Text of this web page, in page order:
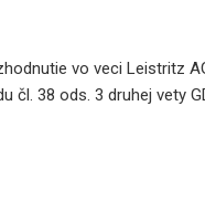
vo veci Leistritz
čl. 38 ods. 3 druhej vety